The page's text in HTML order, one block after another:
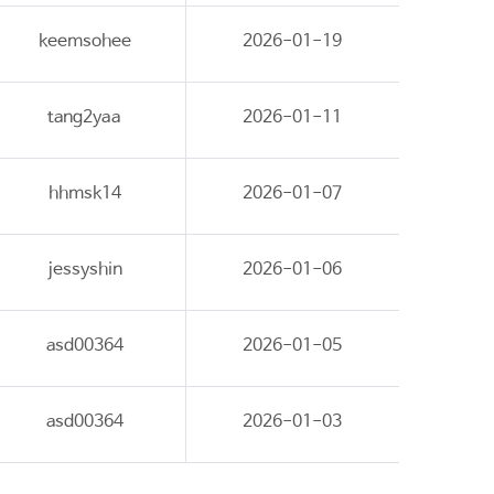
keemsohee 2026-01-19
tang2yaa 2026-01-11
hhmsk14 2026-01-07
jessyshin 2026-01-06
asd00364 2026-01-05
asd00364 2026-01-03